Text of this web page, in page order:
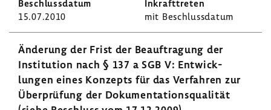
15.07.2010 mit Beschluss­datum
Ände­rung der Frist der Beauf­tra­gung der
Insti­tu­tion nach § 137 a SGB V: Entwick­
lungen eines Konzepts für das Verfahren zur
Über­prü­fung der Doku­men­ta­ti­ons­qua­lität